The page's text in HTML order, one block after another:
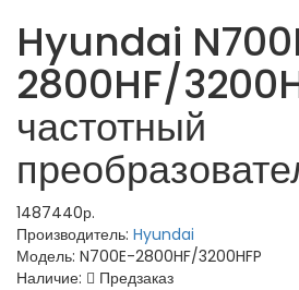
Hyundai
2800HF/
частотный
1487440р.
Производитель: Hyundai
Модель: N700E-2800HF/3200HFP
Наличие:
Предзаказ